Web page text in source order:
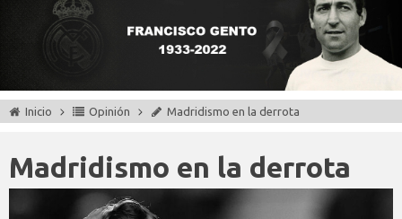
Inicio Opinión Madridismo en la derrota
Madridismo en la derrota